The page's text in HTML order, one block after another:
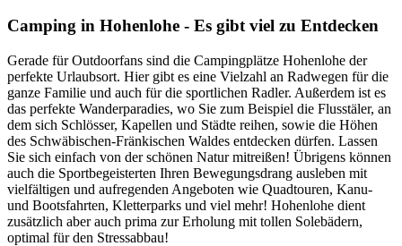
Camping in Hohenlohe - Es gibt viel zu Entdecken
Gerade für Outdoorfans sind die Campingplätze Hohenlohe der
perfekte Urlaubsort. Hier gibt es eine Vielzahl an Radwegen für die
ganze Familie und auch für die sportlichen Radler. Außerdem ist es
das perfekte Wanderparadies, wo Sie zum Beispiel die Flusstäler, an
dem sich Schlösser, Kapellen und Städte reihen, sowie die Höhen
des Schwäbischen-Fränkischen Waldes entdecken dürfen. Lassen
Sie sich einfach von der schönen Natur mitreißen! Übrigens können
auch die Sportbegeisterten Ihren Bewegungsdrang ausleben mit
vielfältigen und aufregenden Angeboten wie Quadtouren, Kanu-
und Bootsfahrten, Kletterparks und viel mehr! Hohenlohe dient
zusätzlich aber auch prima zur Erholung mit tollen Solebädern,
optimal für den Stressabbau!